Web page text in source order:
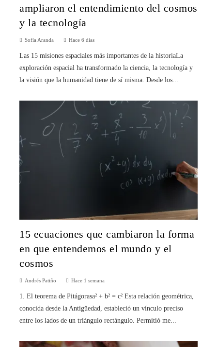
ampliaron el entendimiento del cosmos
y la tecnología
Sofía Aranda Hace 6 días
Las 15 misiones espaciales más importantes de la historiaLa
exploración espacial ha transformado la ciencia, la tecnología y
la visión que la humanidad tiene de sí misma. Desde los...
15 ecuaciones que cambiaron la forma
en que entendemos el mundo y el
cosmos
Andrés Patiño Hace 1 semana
1. El teorema de Pitágorasa² + b² = c² Esta relación geométrica,
conocida desde la Antigüedad, estableció un vínculo preciso
entre los lados de un triángulo rectángulo. Permitió me...